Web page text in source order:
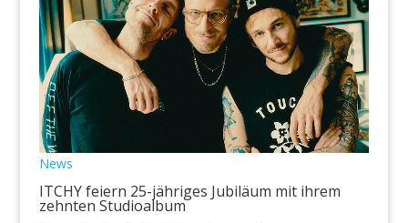
News
ITCHY feiern 25-jähriges Jubiläum mit ihrem
zehnten Studioalbum